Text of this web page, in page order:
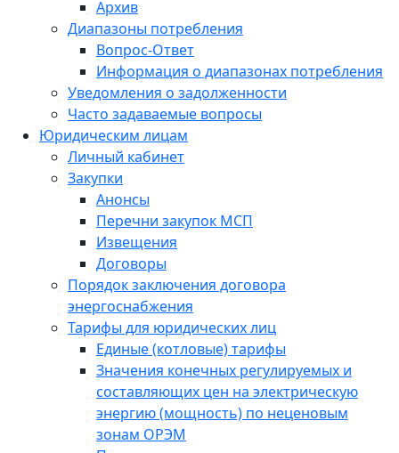
Архив
Диапазоны потребления
Вопрос-Ответ
Информация о диапазонах потребления
Уведомления о задолженности
Часто задаваемые вопросы
Юридическим лицам
Личный кабинет
Закупки
Анонсы
Перечни закупок МСП
Извещения
Договоры
Порядок заключения договора
энергоснабжения
Тарифы для юридических лиц
Единые (котловые) тарифы
Значения конечных регулируемых и
составляющих цен на электрическую
энергию (мощность) по неценовым
зонам ОРЭМ